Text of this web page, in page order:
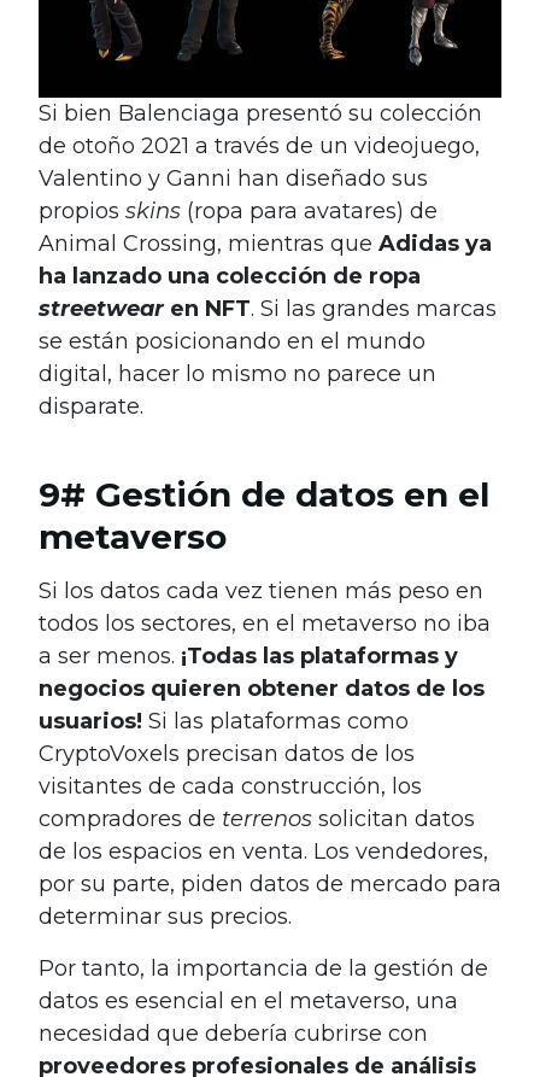
Si bien Balenciaga presentó su colección
de otoño 2021 a través de un videojuego,
Valentino y Ganni han diseñado sus
propios skins (ropa para avatares) de
Animal Crossing, mientras que Adidas ya
ha lanzado una colección de ropa
streetwear en NFT. Si las grandes marcas
se están posicionando en el mundo
digital, hacer lo mismo no parece un
disparate.
9# Gestión de datos en el
metaverso
Si los datos cada vez tienen más peso en
todos los sectores, en el metaverso no iba
a ser menos. ¡Todas las plataformas y
negocios quieren obtener datos de los
usuarios! Si las plataformas como
CryptoVoxels precisan datos de los
visitantes de cada construcción, los
compradores de terrenos solicitan datos
de los espacios en venta. Los vendedores,
por su parte, piden datos de mercado para
determinar sus precios.
Por tanto, la importancia de la gestión de
datos es esencial en el metaverso, una
necesidad que debería cubrirse con
proveedores profesionales de análisis